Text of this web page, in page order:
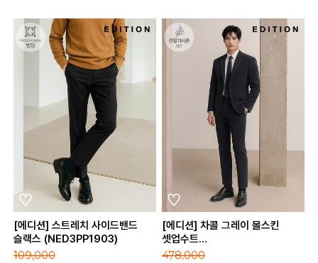
[에디션] 스트레치 사이드밴드
슬랙스 (NED3PP1903)
109,000
[에디션] 차콜 그레이 몰스킨
셋업수트
478,000